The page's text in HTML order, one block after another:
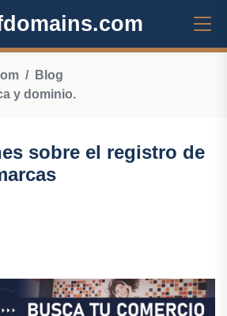
Blog
y dominio.
sobre el registro de